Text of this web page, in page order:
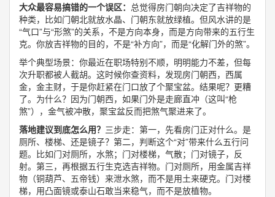
大众最容易搞错的一个误区： 总觉得房门朝向决定了吉祥物的
种类，比如门朝北就放水晶、门朝东就放绿植。但风水讲的是
“气口”与“形煞”的关系，不是方向本身，而是方向带来的五行生
克。你放吉祥物的目的，不是“补方向”，而是“化解门外的煞”。
举个典型场景：你最近在职场特别不顺，明明能力不差，但每
次升职都被人截胡。这时候你查资料，发现房门朝西，西属
金，金主财，于是你赶紧在门口放了个聚宝盆。结果呢？更糟
了。为什么？因为门朝西，如果门外是走廊直冲（这叫“枪
煞”），金气被冲散，聚宝盆反而把煞气聚进来了。
落地建议到底怎么用？ 三步走：第一，先看房门正对什么。是
厕所、楼梯、还是镜子？第二，判断这个“对”带来什么五行问
题。比如门对厕所，水煞；门对楼梯，气散；门对镜子，反
射。第三，再根据五行生克选吉祥物。门对厕所，用金属吉祥
物（铜葫芦、五帝钱）来泄水煞，而不是用土来硬克。门对楼
梯，用凸面镜或泰山石敢当来稳气，而不是放植物。